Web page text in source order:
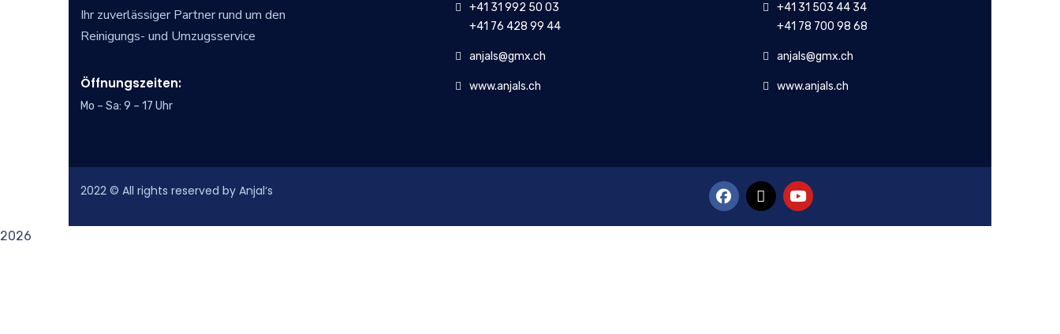
Ihr zuverlässiger Partner rund um den
Reinigungs- und Umzugsservice
Öffnungszeiten:
Mo – Sa: 9 – 17 Uhr
+41 31 992 50 03
+41 76 428 99 44
anjals@gmx.ch
www.anjals.ch
+41 31 503 44 34
+41 78 700 98 68
anjals@gmx.ch
www.anjals.ch
2022 © All rights reserved by Anjal‘s
2026